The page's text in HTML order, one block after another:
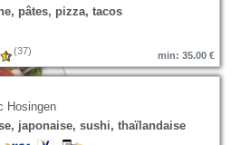
pâtes, pizza, tacos
(37) min: 35.00 €
Hosingen
japonaise, sushi, thaïlandaise